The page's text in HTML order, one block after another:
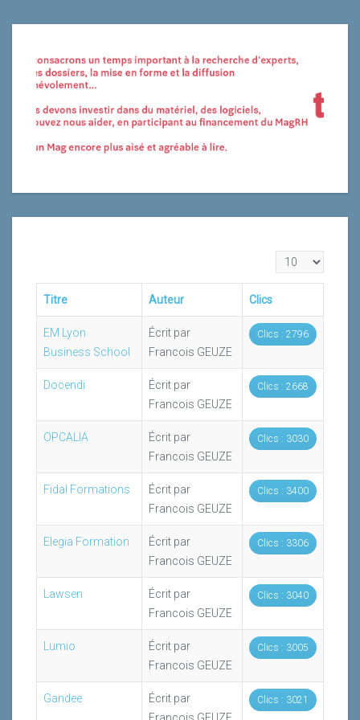
Affichage #
Titre Auteur Clics
EM Lyon
Business School
Écrit par
Francois GEUZE
Clics : 2796
Docendi
Écrit par
Francois GEUZE
Clics : 2668
OPCALIA
Écrit par
Francois GEUZE
Clics : 3030
Fidal Formations
Écrit par
Francois GEUZE
Clics : 3400
Elegia Formation
Écrit par
Francois GEUZE
Clics : 3306
Lawsen
Écrit par
Francois GEUZE
Clics : 3040
Lumio
Écrit par
Francois GEUZE
Clics : 3005
Gandee
Écrit par
Clics : 3021